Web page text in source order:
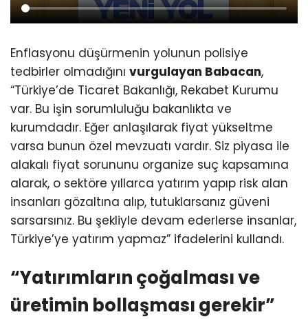
Enflasyonu düşürmenin yolunun polisiye
tedbirler olmadığını vurgulayan Babacan,
“Türkiye’de Ticaret Bakanlığı, Rekabet Kurumu
var. Bu işin sorumluluğu bakanlıkta ve
kurumdadır. Eğer anlaşılarak fiyat yükseltme
varsa bunun özel mevzuatı vardır. Siz piyasa ile
alakalı fiyat sorununu organize suç kapsamına
alarak, o sektöre yıllarca yatırım yapıp risk alan
insanları gözaltına alıp, tutuklarsanız güveni
sarsarsınız. Bu şekliyle devam ederlerse insanlar,
Türkiye’ye yatırım yapmaz” ifadelerini kullandı.
“Yatırımların çoğalması ve
üretimin bollaşması gerekir”